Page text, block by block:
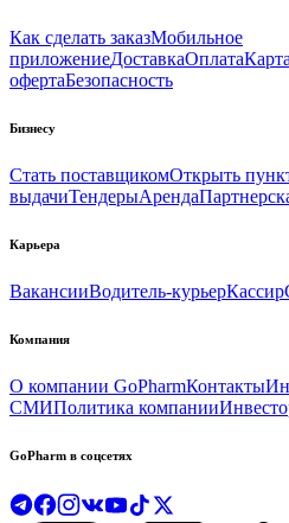
Как сделать заказМобильное
приложениеДоставкаОплата
офертаБезопасность
Бизнесу
Стать поставщикомОткрыть
выдачиТендерыАренда
Карьера
ВакансииВодитель-курьерКассир
Компания
О компании GoPharmКонтакты
СМИПолитика компании
GoPharm в соцсетях